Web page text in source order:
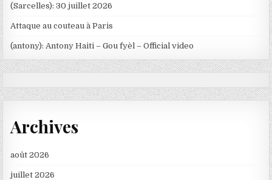
(Sarcelles): 30 juillet 2026
Attaque au couteau à Paris
(antony): Antony Haiti – Gou fyèl – Official video
Archives
août 2026
juillet 2026